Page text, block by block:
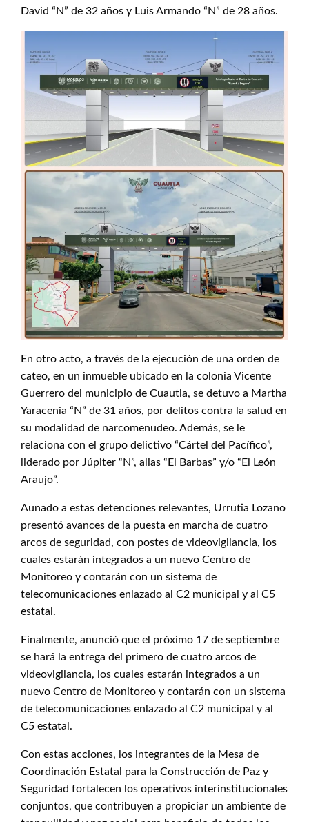
David “N” de 32 años y Luis Armando “N” de 28 años.
En otro acto, a través de la ejecución de una orden de
cateo, en un inmueble ubicado en la colonia Vicente
Guerrero del municipio de Cuautla, se detuvo a Martha
Yaracenia “N” de 31 años, por delitos contra la salud en
su modalidad de narcomenudeo. Además, se le
relaciona con el grupo delictivo “Cártel del Pacífico”,
liderado por Júpiter “N”, alias “El Barbas” y/o “El León
Araujo”.
Aunado a estas detenciones relevantes, Urrutia Lozano
presentó avances de la puesta en marcha de cuatro
arcos de seguridad, con postes de videovigilancia, los
cuales estarán integrados a un nuevo Centro de
Monitoreo y contarán con un sistema de
telecomunicaciones enlazado al C2 municipal y al C5
estatal.
Finalmente, anunció que el próximo 17 de septiembre
se hará la entrega del primero de cuatro arcos de
videovigilancia, los cuales estarán integrados a un
nuevo Centro de Monitoreo y contarán con un sistema
de telecomunicaciones enlazado al C2 municipal y al
C5 estatal.
Con estas acciones, los integrantes de la Mesa de
Coordinación Estatal para la Construcción de Paz y
Seguridad fortalecen los operativos interinstitucionales
conjuntos, que contribuyen a propiciar un ambiente de